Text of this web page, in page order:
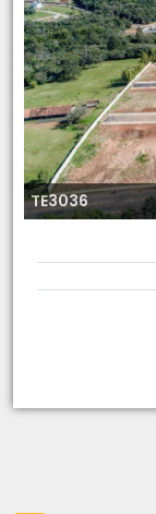
TE3036